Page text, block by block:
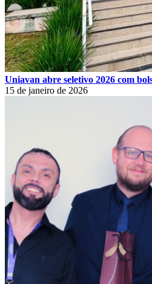
Uniavan abre seletivo 2026 com
15 de janeiro de 2026